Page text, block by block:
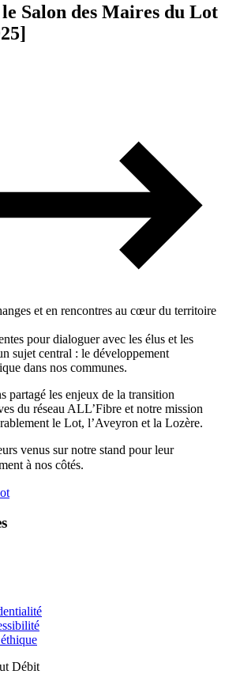
Salon des Maires du Lot
et en rencontres au cœur du territoire
pour dialoguer avec les élus et les
sujet central : le développement
dans nos communes.
partagé les enjeux de la transition
du réseau ALL’Fibre et notre mission
le Lot, l’Aveyron et la Lozère.
venus sur notre stand pour leur
à nos côtés.
Débit